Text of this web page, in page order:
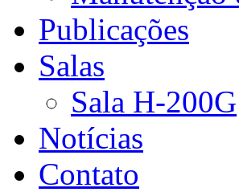
Publicações
Salas
Sala H-200G
Notícias
Contato